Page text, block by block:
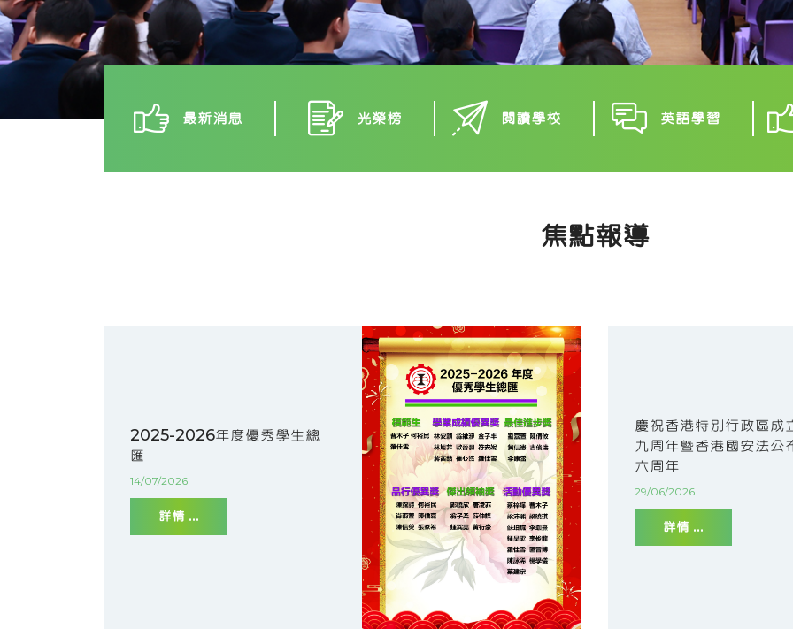
最新消息 光榮榜 閱讀學校 英語學習
焦點報導
2025-2026年度優秀學生總
匯
14/07/2026
詳情 ...
慶祝香港特別行政區成
九周年暨香港國安法公
六周年
29/06/2026
詳情 ...